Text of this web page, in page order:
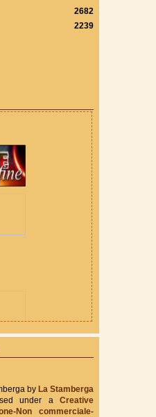
2682
2239
by La Stamberga
under a Creative
Non commerciale-